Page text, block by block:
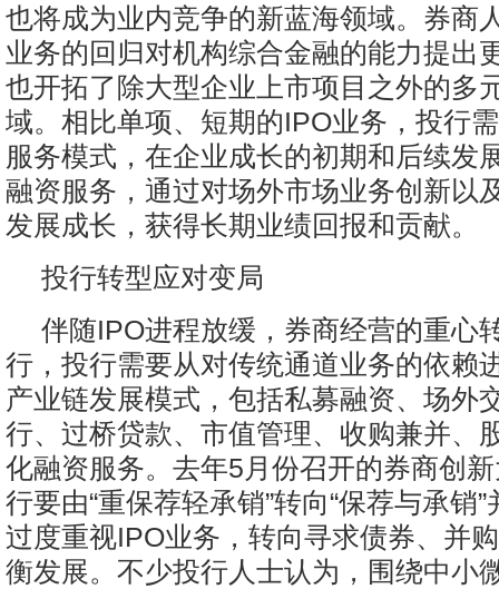
也将成为业内竞争的新蓝海领域。券商
业务的回归对机构综合金融的能力提出
也开拓了除大型企业上市项目之外的多
域。相比单项、短期的IPO业务，投行
服务模式，在企业成长的初期和后续发
融资服务，通过对场外市场业务创新以
发展成长，获得长期业绩回报和贡献。
投行转型应对变局
伴随IPO进程放缓，券商经营的重心
行，投行需要从对传统通道业务的依赖
产业链发展模式，包括私募融资、场外
行、过桥贷款、市值管理、收购兼并、
化融资服务。去年5月份召开的券商创
行要由“重保荐轻承销”转向“保荐与承销
过度重视IPO业务，转向寻求债券、并
衡发展。不少投行人士认为，围绕中小